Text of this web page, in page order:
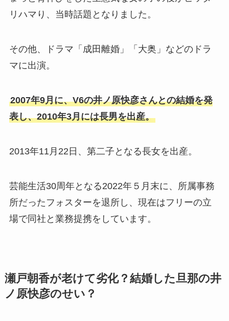
リハマり、当時話題となりました。
その他、ドラマ「成田離婚」「大奥」などのドラ
マに出演。
2007年9月に、V6の井ノ原快彦さんとの結婚を発
表し、2010年3月には長男を出産。
2013年11月22日、第二子となる長女を出産。
芸能生活30周年となる2022年５月末に、所属事務
所だったフォスターを退所し、現在はフリーの立
場で同社と業務提携をしています。
瀬戸朝香が老けて劣化？結婚した旦那の井
ノ原快彦のせい？